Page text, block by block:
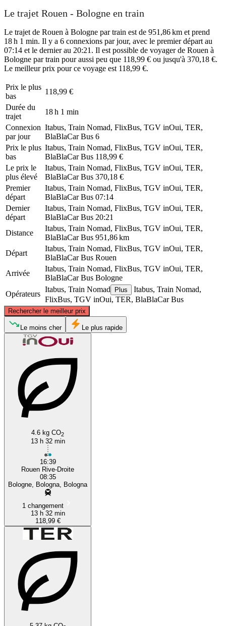
Le trajet Rouen - Bologne en train
Le trajet de Rouen à Bologne par train est de 951,86 km et prend
18 h 1 min. Il y a 6 connexions par jour, avec le premier départ au
07:14 et le dernier au 20:21. Il est possible de voyager de Rouen à
Bologne par train pour aussi peu que 118,99 € ou jusqu'à 370,18 €.
Le meilleur prix pour ce voyage est 118,99 €.
Prix ​​le plus
bas
118,99 €
Durée du
trajet
18 h 1 min
Connexion
par jour
Itabus, Train Nomad, FlixBus, TGV inOui, TER,
BlaBlaCar Bus 6
Prix ​​le plus
bas
Itabus, Train Nomad, FlixBus, TGV inOui, TER,
BlaBlaCar Bus 118,99 €
Le prix le
plus élevé
Itabus, Train Nomad, FlixBus, TGV inOui, TER,
BlaBlaCar Bus 370,18 €
Premier
départ
Itabus, Train Nomad, FlixBus, TGV inOui, TER,
BlaBlaCar Bus 07:14
Dernier
départ
Itabus, Train Nomad, FlixBus, TGV inOui, TER,
BlaBlaCar Bus 20:21
Distance
Itabus, Train Nomad, FlixBus, TGV inOui, TER,
BlaBlaCar Bus 951,86 km
Départ
Itabus, Train Nomad, FlixBus, TGV inOui, TER,
BlaBlaCar Bus Rouen
Arrivée
Itabus, Train Nomad, FlixBus, TGV inOui, TER,
BlaBlaCar Bus Bologne
Opérateurs
Itabus, Train Nomad Plus
Itabus, Train Nomad,
FlixBus, TGV inOui, TER, BlaBlaCar Bus
Rechercher le meilleur prix
Rouen
©CARTO, ©OpenStreetMapcontributors
Le moins cher Le plus rapide
4.6 kg CO2
13 h 32 min
16:39
Rouen Rive-Droite
08:35
Bologne, Bologna, Bologna
1 changement
13 h 32 min
118,99 €